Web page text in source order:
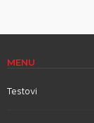
MENU
Testovi